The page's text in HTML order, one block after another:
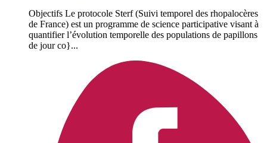
Objectifs Le protocole Sterf (Suivi temporel des rhopalocères
de France) est un programme de science participative visant à
quantifier l’évolution temporelle des populations de papillons
de jour co}...